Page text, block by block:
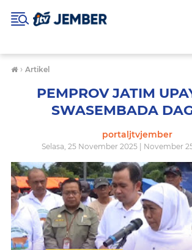
› Artikel
PEMPROV JATIM
SWASEMBADA
portaljtvjember
Selasa, 25 November 2025 | November